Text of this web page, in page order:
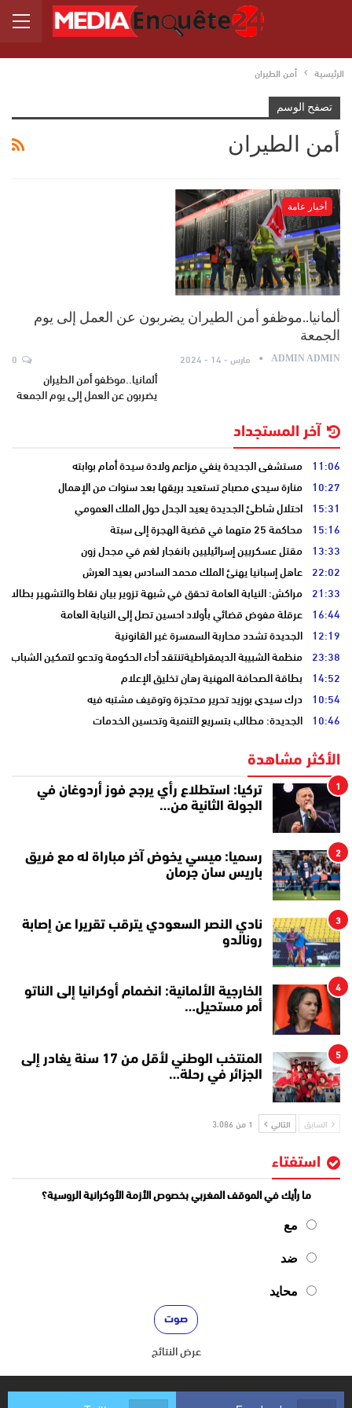
الرئيسية أمن الطيران
تصفح الوسم
أمن الطيران
أخبار عامة
ألمانيا..موظفو أمن الطيران يضربون عن العمل إلى يوم
الجمعة
ADMIN ADMIN مارس - 14 - 2024
ألمانيا..موظفو أمن الطيران
يضربون عن العمل إلى يوم الجمعة
آخر المستجداد
11:06 مستشفى الجديدة ينفي مزاعم ولادة سيدة أمام بوابته
10:27 منارة سيدي مصباح تستعيد بريقها بعد سنوات من الإهمال
15:31 احتلال شاطئ الجديدة يعيد الجدل حول الملك العمومي
15:16 محاكمة 25 متهما في قضية الهجرة إلى سبتة
13:33 مقتل عسكريين إسرائيليين بانفجار لغم في مجدل زون
22:02 عاهل إسبانيا يهنئ الملك محمد السادس بعيد العرش
21:33 مراكش: النيابة العامة تحقق في شبهة تزوير بيان نقاط والتشهير بطالب
16:44 عرقلة مفوض قضائي بأولاد احسين تصل إلى النيابة العامة
12:19 الجديدة تشدد محاربة السمسرة غير القانونية
23:38 منظمة الشبيبة الديمقراطيةتنتقد أداء الحكومة وتدعو لتمكين الشباب
14:52 بطاقة الصحافة المهنية رهان تخليق الإعلام
10:54 درك سيدي بوزيد تحرير محتجزة وتوقيف مشتبه فيه
10:46 الجديدة: مطالب بتسريع التنمية وتحسين الخدمات
الأكثر مشاهدة
1
تركيا: استطلاع رأي يرجح فوز أردوغان في
الجولة الثانية من…
2
رسميا: ميسي يخوض آخر مباراة له مع فريق
باريس سان جرمان
3
نادي النصر السعودي يترقب تقريرا عن إصابة
رونالدو
4
الخارجية الألمانية: انضمام أوكرانيا إلى الناتو
أمر مستحيل…
5
المنتخب الوطني لأقل من 17 سنة يغادر إلى
الجزائر في رحلة…
السابق التالي 1 من 3٬086
استفتاء
ما رأيك في الموقف المغربي بخصوص الأزمة الأوكرانية الروسية؟
مع
ضد
محايد
عرض النتائج